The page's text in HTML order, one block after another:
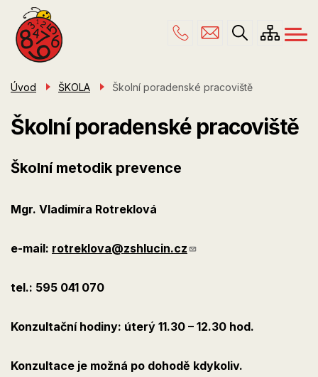
hlavnímu
obsahu
Menu
navigace
ŠKOLA
PRO RODIČE
KONTAKTY
Úvod ŠKOLA Školní poradenské pracoviště
Školní poradenské pracoviště
Školní metodik prevence
Mgr. Vladimíra Rotreklová
e-mail: rotreklova@zshlucin.cz
tel.: 595 041 070
Konzultační hodiny: úterý 11.30 – 12.30 hod.
Konzultace je možná po dohodě kdykoliv.